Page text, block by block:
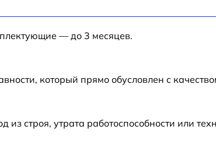
от 60 мин
— до 3 месяцев.
который прямо обусловлен с
строя, утрата работоспособности или